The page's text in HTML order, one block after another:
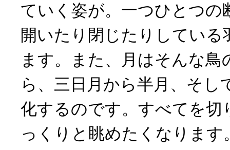
ていく姿が。一つひとつの
開いたり閉じたりしている
ます。また、月はそんな鳥
ら、三日月から半月、そし
化するのです。すべてを切
っくりと眺めたくなります